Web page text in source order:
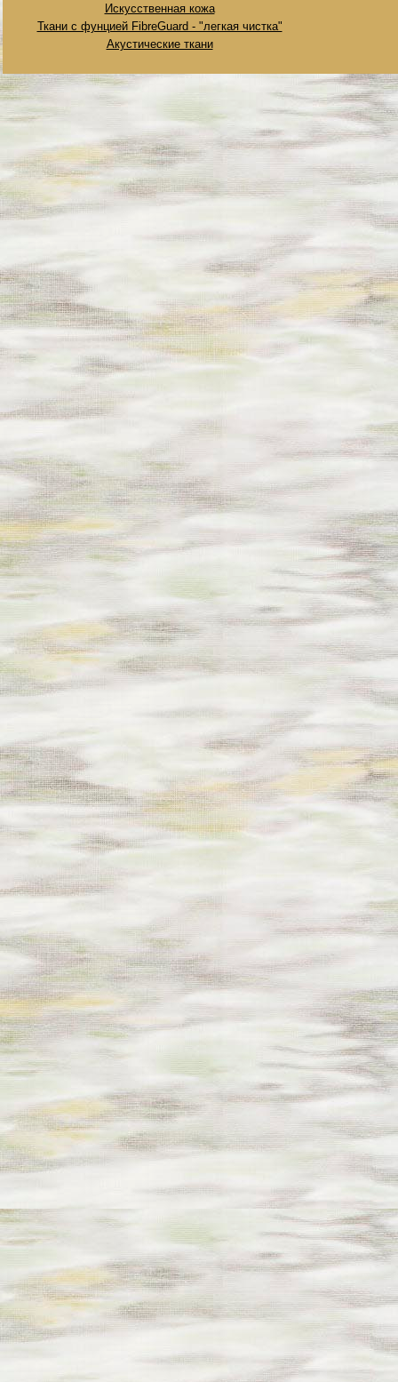
Искусственная кожа
Ткани с фунцией FibreGuard - "легкая чистка"
Акустические ткани